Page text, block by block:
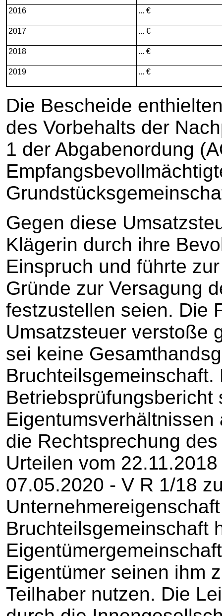
2016 ... €
2017 ... €
2018 ... €
2019 ... €
Die Bescheide
des Vorbehalts der
1 der Abgabenordung
Gegen diese
Klägerin durch ihre
Einspruch und führte
Gründe zur Versagung
festzustellen seien. Die
Umsatzsteuer verstoße
sei keine
Bruchteilsgemeinschaft.
die Rechtsprechung
Urteilen vom
07.05.2020 - V R 1/18
Bruchteilsgemeinschaft
Eigentümer seinen ihm
Teilhaber nutzen. Die